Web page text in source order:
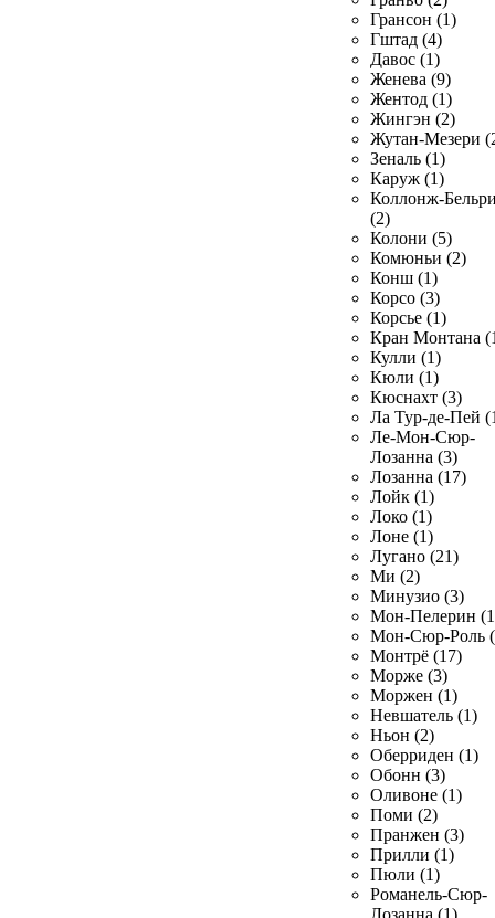
Грансон (1)
Гштад (4)
Давос (1)
Женева (9)
Жентод (1)
Жингэн (2)
Жутан-Мезери
Зеналь (1)
Каруж (1)
Коллонж-
(2)
Колони (5)
Комюньи (2)
Конш (1)
Корсо (3)
Корсье (1)
Кран Монтана
Кулли (1)
Кюли (1)
Кюснахт (3)
Ла Тур-де-Пей
Ле-Мон-Сюр-
Лозанна (3)
Лозанна (17)
Лойк (1)
Локо (1)
Лоне (1)
Лугано (21)
Ми (2)
Минузио (3)
Мон-Пелерин
Мон-Сюр-Роль
Монтрё (17)
Морже (3)
Моржен (1)
Невшатель (1)
Ньон (2)
Оберриден (1)
Обонн (3)
Оливоне (1)
Поми (2)
Пранжен (3)
Прилли (1)
Пюли (1)
Романель-Сюр-
Лозанна (1)